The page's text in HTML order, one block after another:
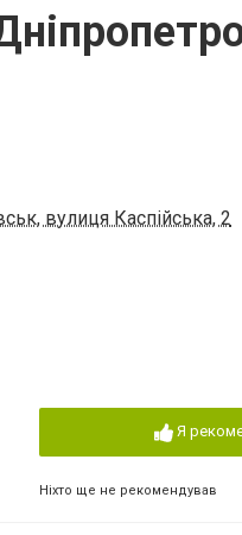
вулиця Каспійська, 2
Я
Ніхто ще не рекомендував